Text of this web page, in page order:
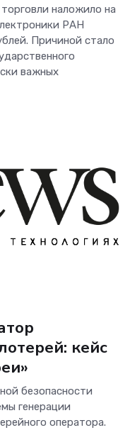
наложило на
РАН
Причиной стало
важных
кейс
безопасности
генерации
оператора.